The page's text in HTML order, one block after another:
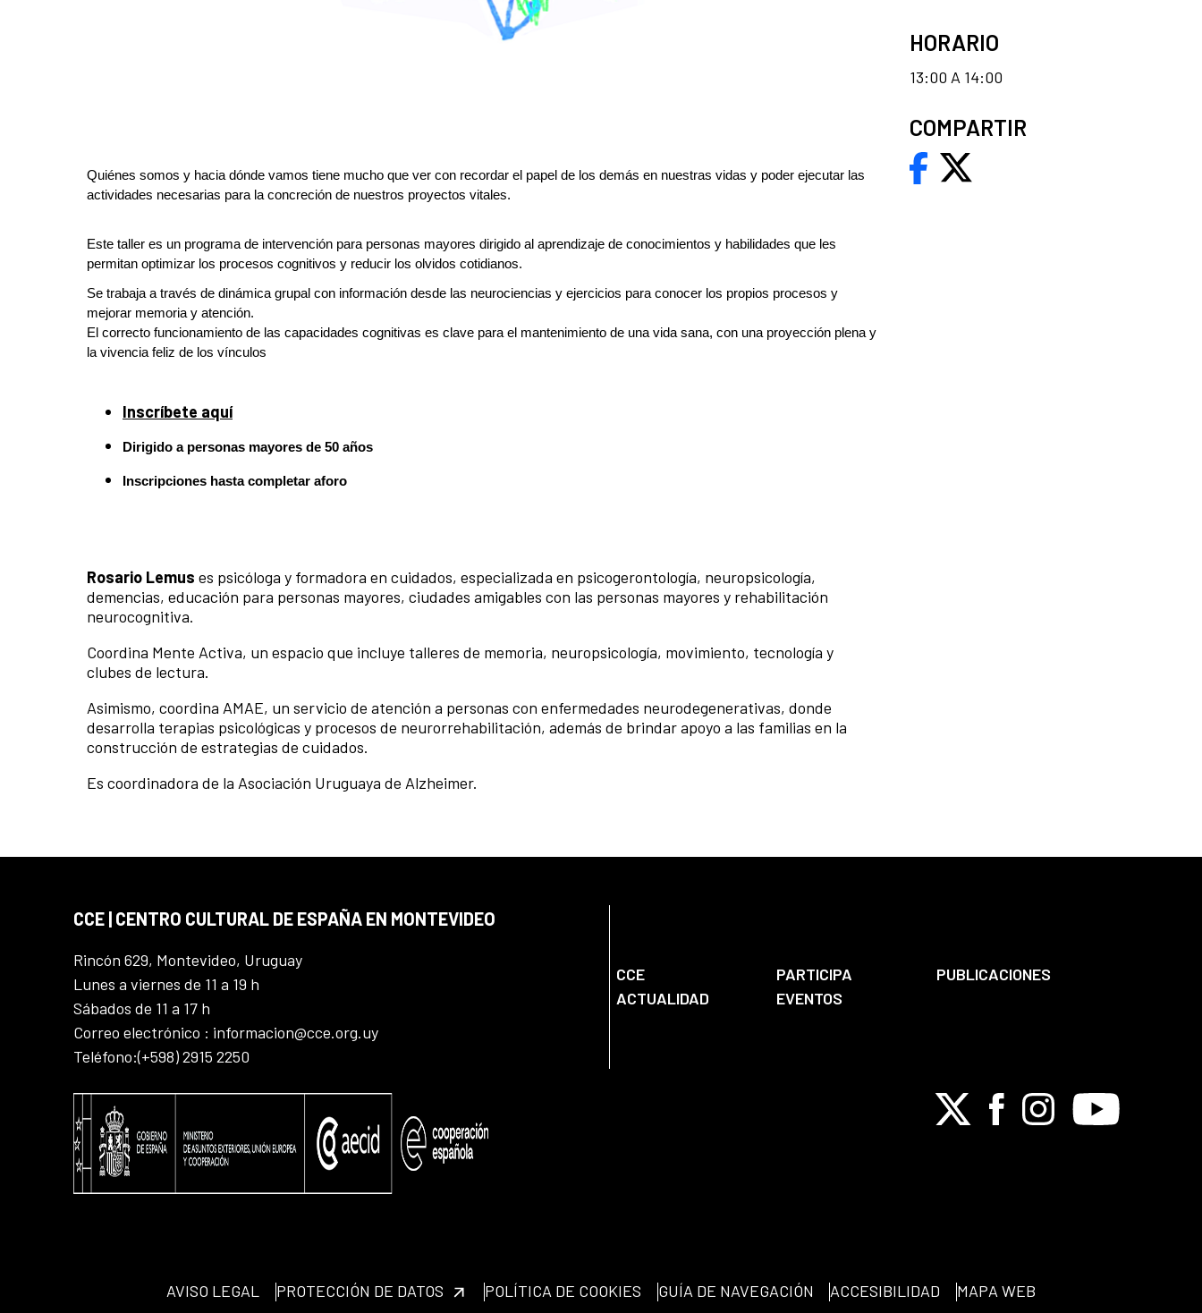
Quiénes somos y hacia dónde vamos tiene mucho que ver con recordar el papel de los demás en nuestras vidas y poder ejecutar las
actividades necesarias para la concreción de nuestros proyectos vitales.
Este taller es un programa de intervención para personas mayores dirigido al aprendizaje de conocimientos y habilidades que les
permitan optimizar los procesos cognitivos y reducir los olvidos cotidianos.
Se trabaja a través de dinámica grupal con información desde las neurociencias y ejercicios para conocer los propios procesos y
mejorar memoria y atención.
El correcto funcionamiento de las capacidades cognitivas es clave para el mantenimiento de una vida sana, con una proyección plena y
la vivencia feliz de los vínculos
Inscríbete aquí
Dirigido a personas mayores de 50 años
Inscripciones hasta completar aforo
Rosario Lemus es psicóloga y formadora en cuidados, especializada en psicogerontología, neuropsicología,
demencias, educación para personas mayores, ciudades amigables con las personas mayores y rehabilitación
neurocognitiva.
Coordina Mente Activa, un espacio que incluye talleres de memoria, neuropsicología, movimiento, tecnología y
clubes de lectura.
Asimismo, coordina AMAE, un servicio de atención a personas con enfermedades neurodegenerativas, donde
desarrolla terapias psicológicas y procesos de neurorrehabilitación, además de brindar apoyo a las familias en la
construcción de estrategias de cuidados.
Es coordinadora de la Asociación Uruguaya de Alzheimer.
HORARIO
13:00 A 14:00
COMPARTIR
CCE | CENTRO CULTURAL DE ESPAÑA EN MONTEVIDEO
Rincón 629, Montevideo, Uruguay
Lunes a viernes de 11 a 19 h
Sábados de 11 a 17 h
Correo electrónico : informacion@cce.org.uy
Teléfono:(+598) 2915 2250
CCE PARTICIPA
PUBLICACIONES
ACTUALIDAD
EVENTOS
X FacebookInstagramYoutube
AVISO LEGAL PROTECCIÓN DE DATOS POLÍTICA DE COOKIES GUÍA DE NAVEGACIÓN ACCESIBILIDAD MAPA WEB